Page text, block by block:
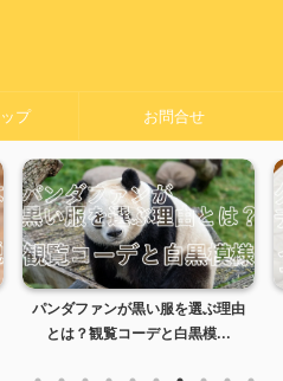
プ お問合せ
パンダファンが黒い服を選ぶ理由
とは？観覧コーデと白黒模...